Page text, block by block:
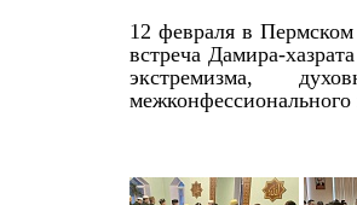
12 февраля в
встреча Дамира-
экстремизма,
межконфессионального